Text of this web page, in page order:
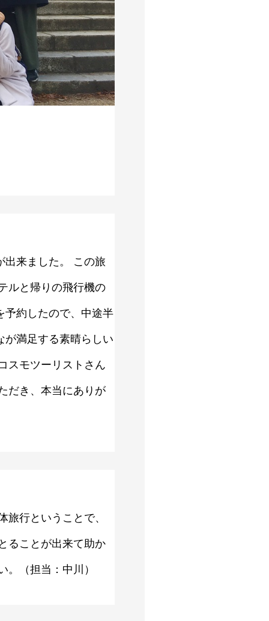
出来ました。 この旅
ルと帰りの飛行機の
予約したので、中途半
満足する素晴らしい
スモツーリストさん
だき、本当にありが
行ということで、
ることが出来て助か
（担当：中川）